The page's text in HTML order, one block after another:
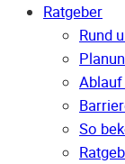
Ratgeber
Rund
Ablauf
So